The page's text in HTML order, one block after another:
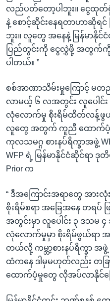
လည်ပတ်တော့ပါဘူး။ ငွေထု
နဲ့ စောင့်ဆိုင်းနေရတာဟာဆိုရင်
ဘူး။ လူတွေ အနေနဲ့ မြန်မာနိုင်
ပြည်တွင်းကို ငွေလွှဲဖို့ အတွက်
ပါတယ်။ ”
စစ်အာဏာသိမ်းမှုကြောင့် မတည်
လာမယ့် ၆ လအတွင်း လူပေါင်း ၃
လုံလောက်မှု စိုးရိမ်ထိတ်လန့်ဖွယ်
လူတွေ အတွက် ကူညီ ထောက်ပံ့လာ
ကုလသမဂ္ဂ စားနပ်ရိက္ခာအဖွဲ့
WFP ရဲ့ မြန်မာနိုင်ငံဆိုင်ရာ ဒု
Prior က
“ ဒီအကြောင်းအရာတွေ အာ
စိုးရိမ်စရာ အခြေအနေ တရပ်
အတွင်းမှာ လူပေါင်း ၃ ဒသမ ၄
လုံလောက်မှုမှာ စိုးရိမ်ဖွယ်ရာ
တယ်လို့ ကမ္ဘာ့စားနပ်ရိက္ခာ အဖွဲ့
ထံကနေ ဒါမှမဟုတ်လည်း တခ
ထောက်ပံ့မှုတွေ လိုအပ်လာနိုင်ခြ